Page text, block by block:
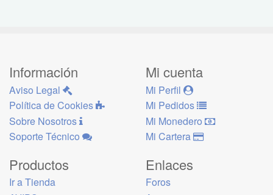
Información
Aviso Legal
Política de Cookies
Sobre Nosotros
Soporte Técnico
Mi cuenta
Mi Perfil
Mi Pedidos
Mi Monedero
Mi Cartera
Productos
Ir a Tienda
Enlaces
Foros